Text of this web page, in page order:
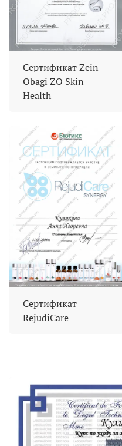
Сертификат Zein
Obagi ZO Skin
Health
Сертификат
RejudiCare